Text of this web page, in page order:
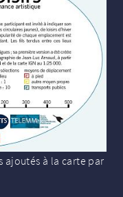
ajoutés à la carte par